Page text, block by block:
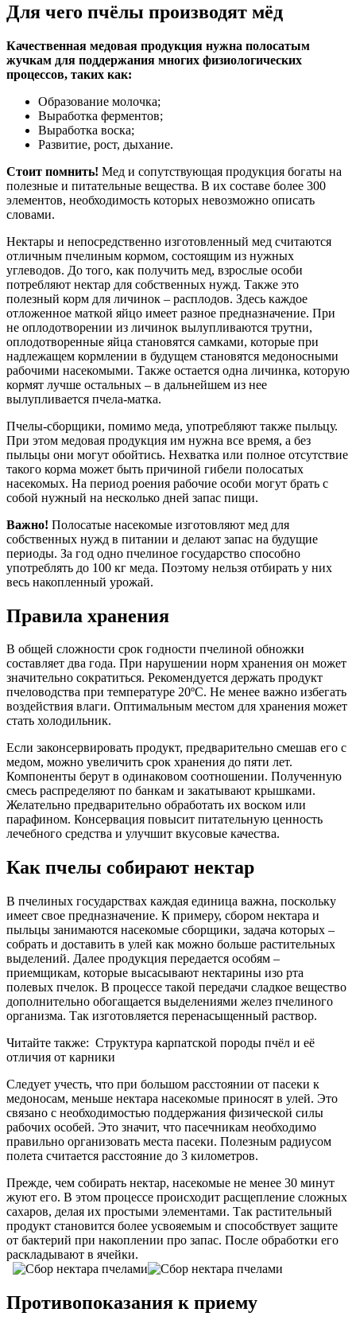
Для чего пчёлы производят мёд
Качественная медовая продукция нужна полосатым
жучкам для поддержания многих физиологических
процессов, таких как:
Образование молочка;
Выработка ферментов;
Выработка воска;
Развитие, рост, дыхание.
Стоит помнить! Мед и сопутствующая продукция богаты на
полезные и питательные вещества. В их составе более 300
элементов, необходимость которых невозможно описать
словами.
Нектары и непосредственно изготовленный мед считаются
отличным пчелиным кормом, состоящим из нужных
углеводов. До того, как получить мед, взрослые особи
потребляют нектар для собственных нужд. Также это
полезный корм для личинок – расплодов. Здесь каждое
отложенное маткой яйцо имеет разное предназначение. При
не оплодотворении из личинок вылупливаются трутни,
оплодотворенные яйца становятся самками, которые при
надлежащем кормлении в будущем становятся медоносными
рабочими насекомыми. Также остается одна личинка, которую
кормят лучше остальных – в дальнейшем из нее
вылупливается пчела-матка.
Пчелы-сборщики, помимо меда, употребляют также пыльцу.
При этом медовая продукция им нужна все время, а без
пыльцы они могут обойтись. Нехватка или полное отсутствие
такого корма может быть причиной гибели полосатых
насекомых. На период роения рабочие особи могут брать с
собой нужный на несколько дней запас пищи.
Важно! Полосатые насекомые изготовляют мед для
собственных нужд в питании и делают запас на будущие
периоды. За год одно пчелиное государство способно
употреблять до 100 кг меда. Поэтому нельзя отбирать у них
весь накопленный урожай.
Правила хранения
В общей сложности срок годности пчелиной обножки
составляет два года. При нарушении норм хранения он может
значительно сократиться. Рекомендуется держать продукт
пчеловодства при температуре 20ºС. Не менее важно избегать
воздействия влаги. Оптимальным местом для хранения может
стать холодильник.
Если законсервировать продукт, предварительно смешав его с
медом, можно увеличить срок хранения до пяти лет.
Компоненты берут в одинаковом соотношении. Полученную
смесь распределяют по банкам и закатывают крышками.
Желательно предварительно обработать их воском или
парафином. Консервация повысит питательную ценность
лечебного средства и улучшит вкусовые качества.
Как пчелы собирают нектар
В пчелиных государствах каждая единица важна, поскольку
имеет свое предназначение. К примеру, сбором нектара и
пыльцы занимаются насекомые сборщики, задача которых –
собрать и доставить в улей как можно больше растительных
выделений. Далее продукция передается особям –
приемщикам, которые высасывают нектарины изо рта
полевых пчелок. В процессе такой передачи сладкое вещество
дополнительно обогащается выделениями желез пчелиного
организма. Так изготовляется перенасыщенный раствор.
Читайте также: Структура карпатской породы пчёл и её
отличия от карники
Следует учесть, что при большом расстоянии от пасеки к
медоносам, меньше нектара насекомые приносят в улей. Это
связано с необходимостью поддержания физической силы
рабочих особей. Это значит, что пасечникам необходимо
правильно организовать места пасеки. Полезным радиусом
полета считается расстояние до 3 километров.
Прежде, чем собирать нектар, насекомые не менее 30 минут
жуют его. В этом процессе происходит расщепление сложных
сахаров, делая их простыми элементами. Так растительный
продукт становится более усвояемым и способствует защите
от бактерий при накоплении про запас. После обработки его
раскладывают в ячейки.
Противопоказания к приему